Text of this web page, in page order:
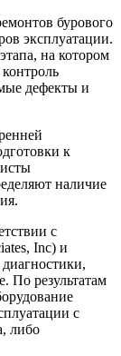
бурового
эксплуатации.
на котором
дефекты и
к
наличие
с
Inc) и
По результатам
с
либо